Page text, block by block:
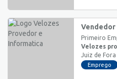
Primeiro
Velozes
Juiz de Fora
Emprego